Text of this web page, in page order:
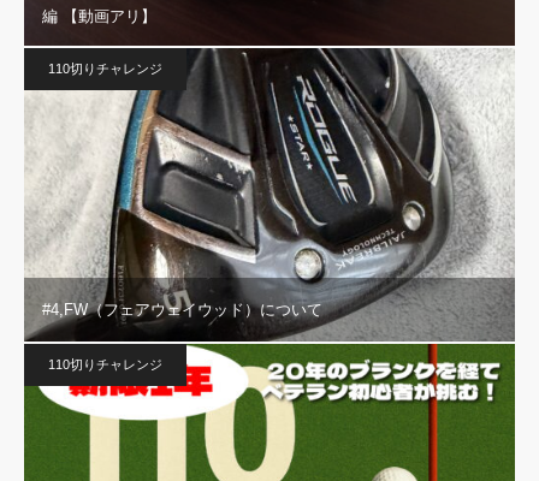
編 【動画アリ】
110切りチャレンジ
#4,FW（フェアウェイウッド）について
110切りチャレンジ